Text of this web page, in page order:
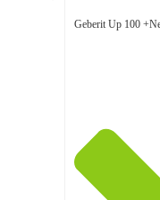
Geberit Up 100